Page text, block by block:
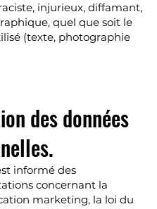
injurieux, diffamant,
quel que soit le
(texte, photographie
des données
informé des
concernant la
marketing, la loi du